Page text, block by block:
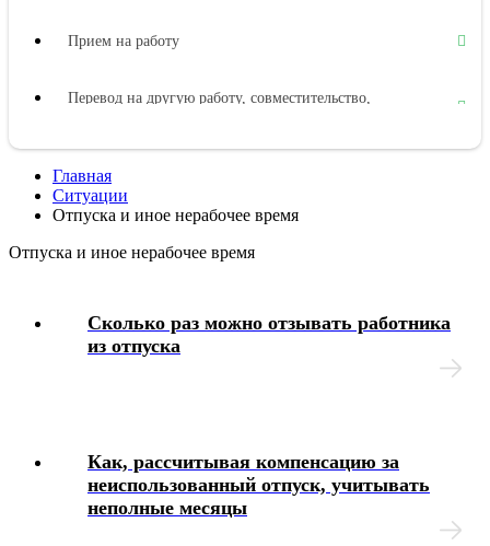
Прием на работу
Перевод на другую работу, совместительство,
Изменение условий труда
Прекращение трудового договора
Отпуска и иное нерабочее время
Отстранение от работы
Командировки
Главная
Ситуации
Отпуска и иное нерабочее время
Отпуска и иное нерабочее время
Сколько раз можно отзывать работника
из отпуска
Как, рассчитывая компенсацию за
неиспользованный отпуск, учитывать
неполные месяцы